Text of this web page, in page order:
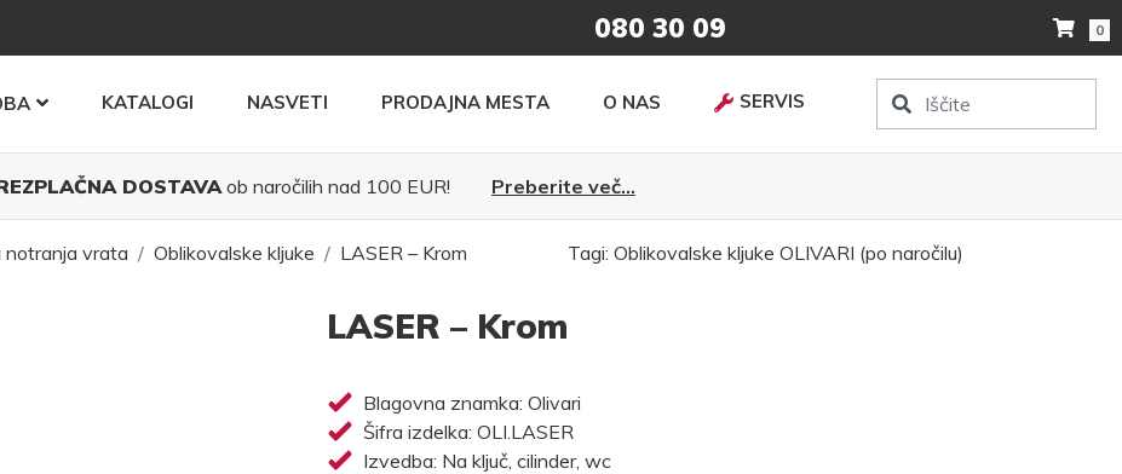
080 30 09 0
KATALOGI NASVETI PRODAJNA MESTA O NAS SERVIS
DOSTAVAob naročilih nad 100 EUR! Preberite več...
notranja vrata Oblikovalske kljuke LASER – Krom Tagi: Oblikovalske kljuke OLIVARI (po naročilu)
LASER – Krom
Blagovna znamka: Olivari
Šifra izdelka: OLI.LASER
Izvedba: Na ključ, cilinder, wc